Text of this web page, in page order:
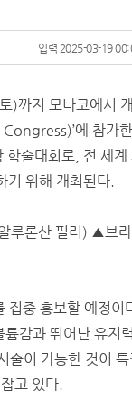
입력 2025-03-19
)까지 모나코에서
에 참가
술대회로, 전 세계
기 위해 개최된다.
루론산 필러) ▲브라
집중 홍보할 예정
감과 뛰어난 유지
이 가능한 것이 특
고 있다.